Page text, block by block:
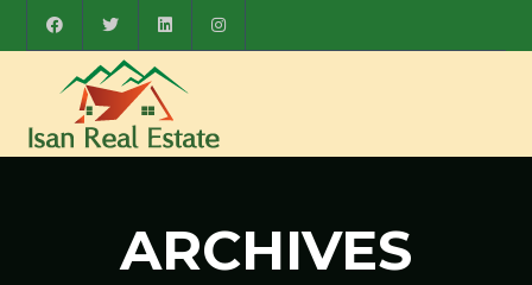
ARCHIVES